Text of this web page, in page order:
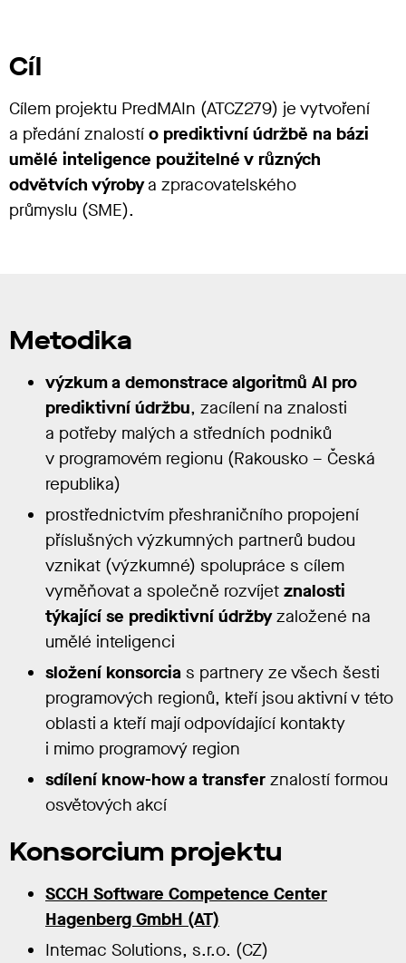
Cíl
Cílem projektu PredMAIn (ATCZ279) je vytvoření
a předání znalostí o prediktivní údržbě na bázi
umělé inteligence použitelné v různých
odvětvích výrobya zpracovatelského
průmyslu (SME).
Metodika
výzkum a demonstrace algoritmů AI pro
prediktivní údržbu, zacílení na znalosti
a potřeby malých a středních podniků
v programovém regionu (Rakousko – Česká
republika)
prostřednictvím přeshraničního propojení
příslušných výzkumných partnerů budou
vznikat (výzkumné) spolupráce s cílem
vyměňovat a společně rozvíjet znalosti
týkající se prediktivní údržbyzaložené na
umělé inteligenci
složení konsorcia s partnery ze všech šesti
programových regionů, kteří jsou aktivní v této
oblasti a kteří mají odpovídající kontakty
i mimo programový region
sdílení know-how a transfer znalostí formou
osvětových akcí
Konsorcium projektu
SCCH Software Competence Center
Hagenberg GmbH (AT)
Intemac Solutions, s.r.o. (CZ)